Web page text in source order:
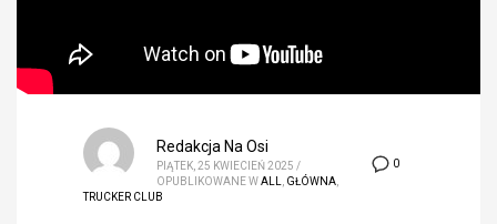
0
Redakcja Na Osi
PIĄTEK, 25 KWIECIEŃ 2025 /
OPUBLIKOWANE WALL, GŁÓWNA,
TRUCKER CLUB